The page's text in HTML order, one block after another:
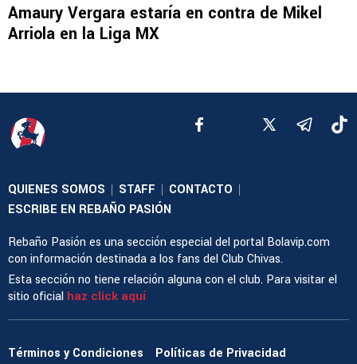
Amaury Vergara estaría en contra de Mikel
Arriola en la Liga MX
QUIENES SOMOS | STAFF | CONTACTO |
ESCRIBE EN REBAÑO PASIÓN
Rebaño Pasión es una sección especial del portal Bolavip.com
con información destinada a los fans del Club Chivas.
Esta sección no tiene relación alguna con el club. Para visitar el
sitio oficial haz click aquí
Términos y Condiciones
Políticas de Privacidad